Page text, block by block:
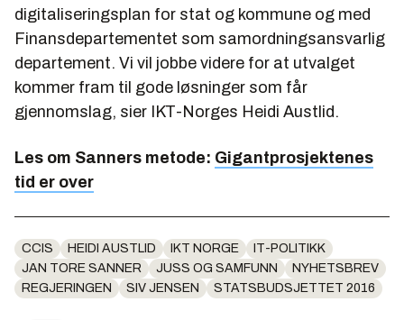
digitaliseringsplan for stat og kommune og med
Finansdepartementet som samordningsansvarlig
departement. Vi vil jobbe videre for at utvalget
kommer fram til gode løsninger som får
gjennomslag, sier IKT-Norges Heidi Austlid.
Les om Sanners metode: Gigantprosjektenes
tid er over
CCIS HEIDI AUSTLID IKT NORGE
IT-POLITIKK
JAN TORE SANNER
JUSS OG SAMFUNN
NYHETSBREV
REGJERINGEN
SIV JENSEN STATSBUDSJETTET 2016